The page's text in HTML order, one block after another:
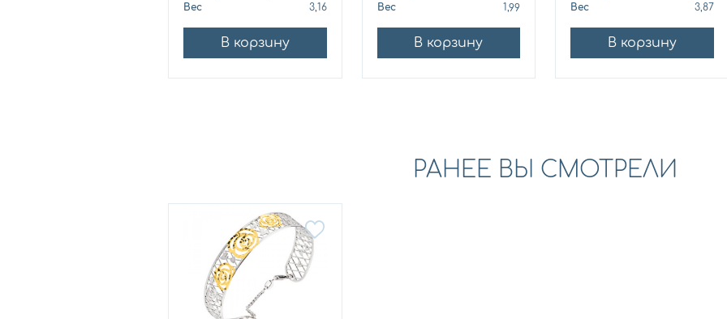
Вес
3,16
В корзину
Вес
1,99
В корзину
Вес
3,87
В корзину
РАНЕЕ ВЫ СМОТРЕЛИ